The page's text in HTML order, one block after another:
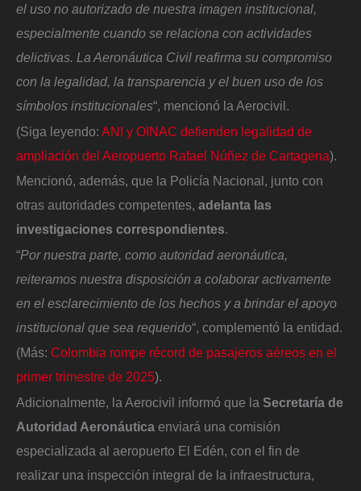
el uso no autorizado de nuestra imagen institucional,
especialmente cuando se relaciona con actividades
delictivas. La Aeronáutica Civil reafirma su compromiso
con la legalidad, la transparencia y el buen uso de los
símbolos institucionales“, mencionó la Aerocivil.
(Siga leyendo: ANI y OINAC defienden legalidad de
ampliación del Aeropuerto Rafael Núñez de Cartagena).
Mencionó, además, que la Policía Nacional, junto con
otras autoridades competentes, adelanta las
investigaciones correspondientes.
“Por nuestra parte, como autoridad aeronáutica,
reiteramos nuestra disposición a colaborar activamente
en el esclarecimiento de los hechos y a brindar el apoyo
institucional que sea requerido“, complementó la entidad.
(Más: Colombia rompe récord de pasajeros aéreos en el
primer trimestre de 2025).
Adicionalmente, la Aerocivil informó que la Secretaría de
Autoridad Aeronáutica enviará una comisión
especializada al aeropuerto El Edén, con el fin de
realizar una inspección integral de la infraestructura,